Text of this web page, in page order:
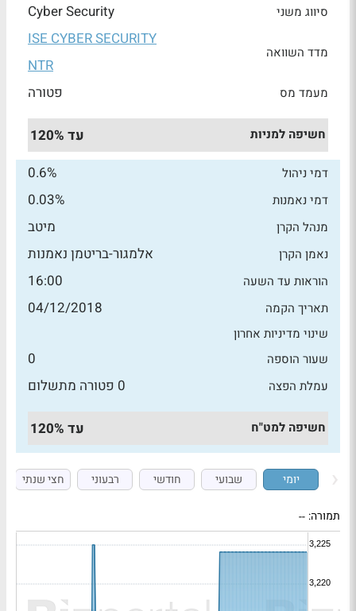
סיווג משני Cyber Security
מדד השוואה
ISE CYBER SECURITY
NTR
מעמד מס פטורה
חשיפה למניות עד 120%
דמי ניהול 0.6%
דמי נאמנות 0.03%
מנהל הקרן מיטב
נאמן הקרן אלמגור-בריטמן נאמנות
הוראות עד השעה 16:00
תאריך הקמה 04/12/2018
שינוי מדיניות אחרון
שעור הוספה
0
עמלת הפצה 0 פטורה מתשלום
חשיפה למט"ח עד 120%
יומי שבועי חודשי רבעוני חצי שנתי
תמורה: --